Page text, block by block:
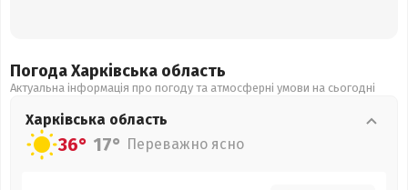
Погода Харківська область
Актуальна інформація про погоду та атмосферні умови на сьогодні
Харківська область
36° 17° Переважно ясно